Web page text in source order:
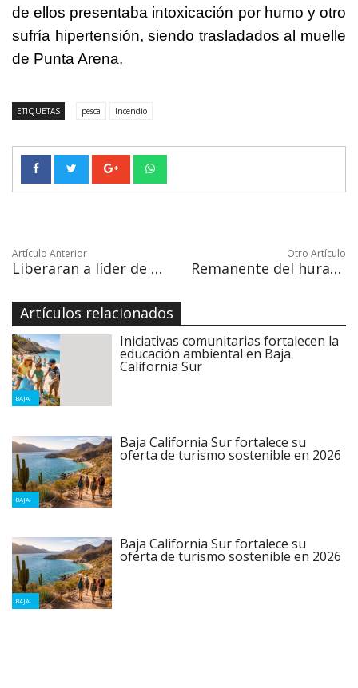
de ellos presentaba intoxicación por humo y otro
sufría hipertensión, siendo trasladados al muelle
de Punta Arena.
ETIQUETAS pesca Incendio
Artículo Anterior
Liberaran a líder de narcotráfico con 50 mil pesos de fianza
Otro Artículo
Remanente del huracán Dora deja lluvias benéficas para el campo
Artículos relacionados
BAJA
Iniciativas comunitarias fortalecen la
educación ambiental en Baja
California Sur
BAJA
Baja California Sur fortalece su
oferta de turismo sostenible en 2026
BAJA
Baja California Sur fortalece su
oferta de turismo sostenible en 2026